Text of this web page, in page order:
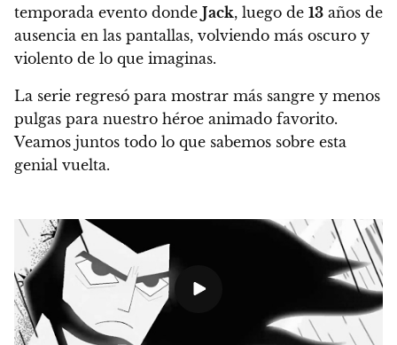
temporada evento donde Jack, luego de 13 años de
ausencia en las pantallas, volviendo más oscuro y
violento de lo que imaginas.
La serie regresó para mostrar más sangre y menos
pulgas para nuestro héroe animado favorito.
Veamos juntos todo lo que sabemos sobre esta
genial vuelta.